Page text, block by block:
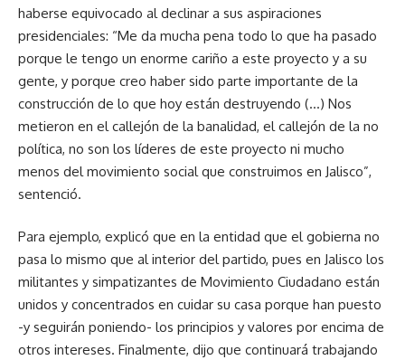
haberse equivocado al declinar a sus aspiraciones
presidenciales: “Me da mucha pena todo lo que ha pasado
porque le tengo un enorme cariño a este proyecto y a su
gente, y porque creo haber sido parte importante de la
construcción de lo que hoy están destruyendo (…) Nos
metieron en el callejón de la banalidad, el callejón de la no
política, no son los líderes de este proyecto ni mucho
menos del movimiento social que construimos en Jalisco”,
sentenció.
Para ejemplo, explicó que en la entidad que el gobierna no
pasa lo mismo que al interior del partido, pues en Jalisco los
militantes y simpatizantes de Movimiento Ciudadano están
unidos y concentrados en cuidar su casa porque han puesto
-y seguirán poniendo- los principios y valores por encima de
otros intereses. Finalmente, dijo que continuará trabajando